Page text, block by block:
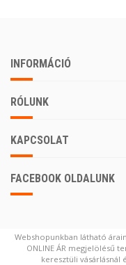
INFORMÁCIÓ
RÓLUNK
KAPCSOLAT
FACEBOOK OLDALUNK
Webshopunkban látható
ONLINE ÁR megjelölésű
keresztüli